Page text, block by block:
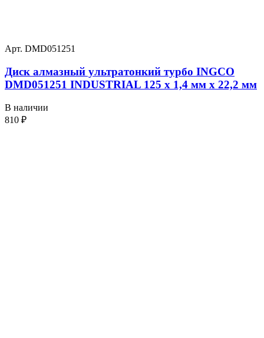
Арт. DMD051251
Диск алмазный ультратонкий турбо INGCO
DMD051251 INDUSTRIAL 125 х 1,4 мм x 22,2 мм
В наличии
810 ₽